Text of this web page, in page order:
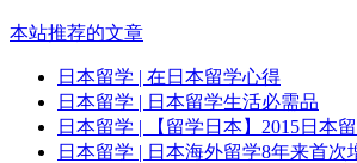
本站推荐的文章
日本留学 | 在日本留学心得
日本留学 | 日本留学生活必需品
日本留学 | 【留学日本】2015日本
日本留学 | 日本海外留学8年来首次